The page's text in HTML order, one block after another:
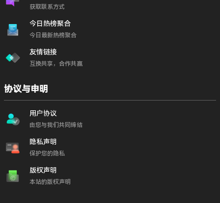
获取联系方式
今日热榜聚合
今日最新热榜聚合
友情链接
互换共享，合作共赢
协议与申明
用户协议
由您与我们共同缔结
隐私声明
保护您的隐私
版权声明
本站的版权声明